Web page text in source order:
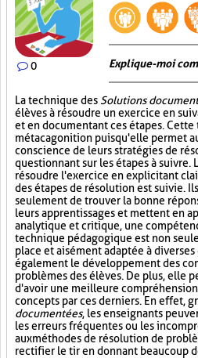
0 Explique-moi
La technique des Solutions
élèves à résoudre un exercice en
et en documentant ces étapes. Cette
métacagonition puisqu'elle permet
conscience de leurs stratégies de
questionnant sur les étapes à suivre.
résoudre l'exercice en explicitant
des étapes de résolution est suivie.
seulement de trouver la bonne
leurs apprentissages et mettent en
analytique et critique, une
technique pédagogique est non
place et aisément adaptée à
également le développement des
problèmes des élèves. De plus, elle
d'avoir une meilleure
concepts par ces derniers. En effet,
documentées, les enseignants
les erreurs fréquentes ou les
aux méthodes de résolution de
rectifier le tir en donnant beaucoup